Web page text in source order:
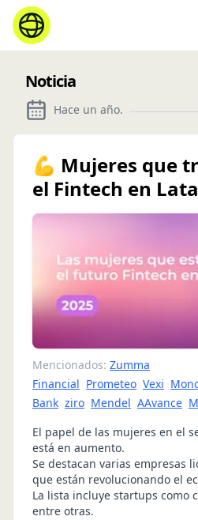
Noticia
Hace un año.
💪 Mujeres que
el Fintech en
Mencionados: Zumma
Financial Prometeo Vexi
Bank ziro Mendel AAvance
El papel de las mujeres en el
está en aumento.
Se destacan varias empresas
que están revolucionando el
La lista incluye startups como
entre otras.